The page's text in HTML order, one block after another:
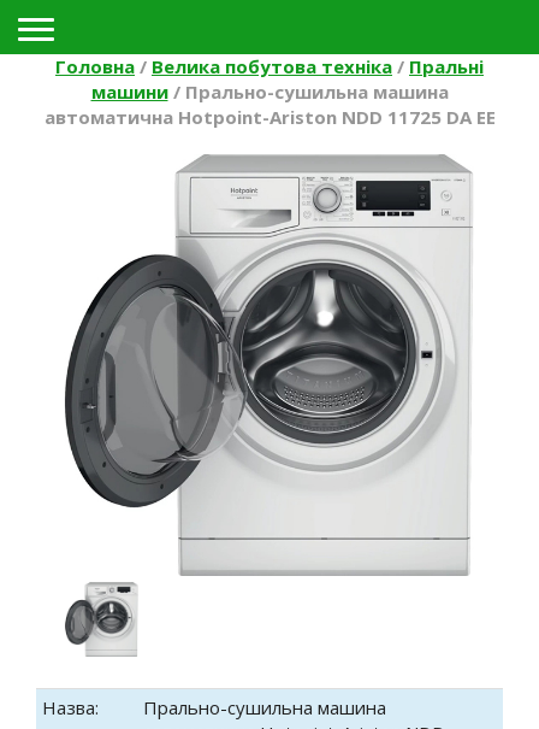
Головна / Велика побутова техніка / Пральні
машини / Прально-сушильна машина
автоматична Hotpoint-Ariston NDD 11725 DA EE
Назва:
Прально-сушильна машина